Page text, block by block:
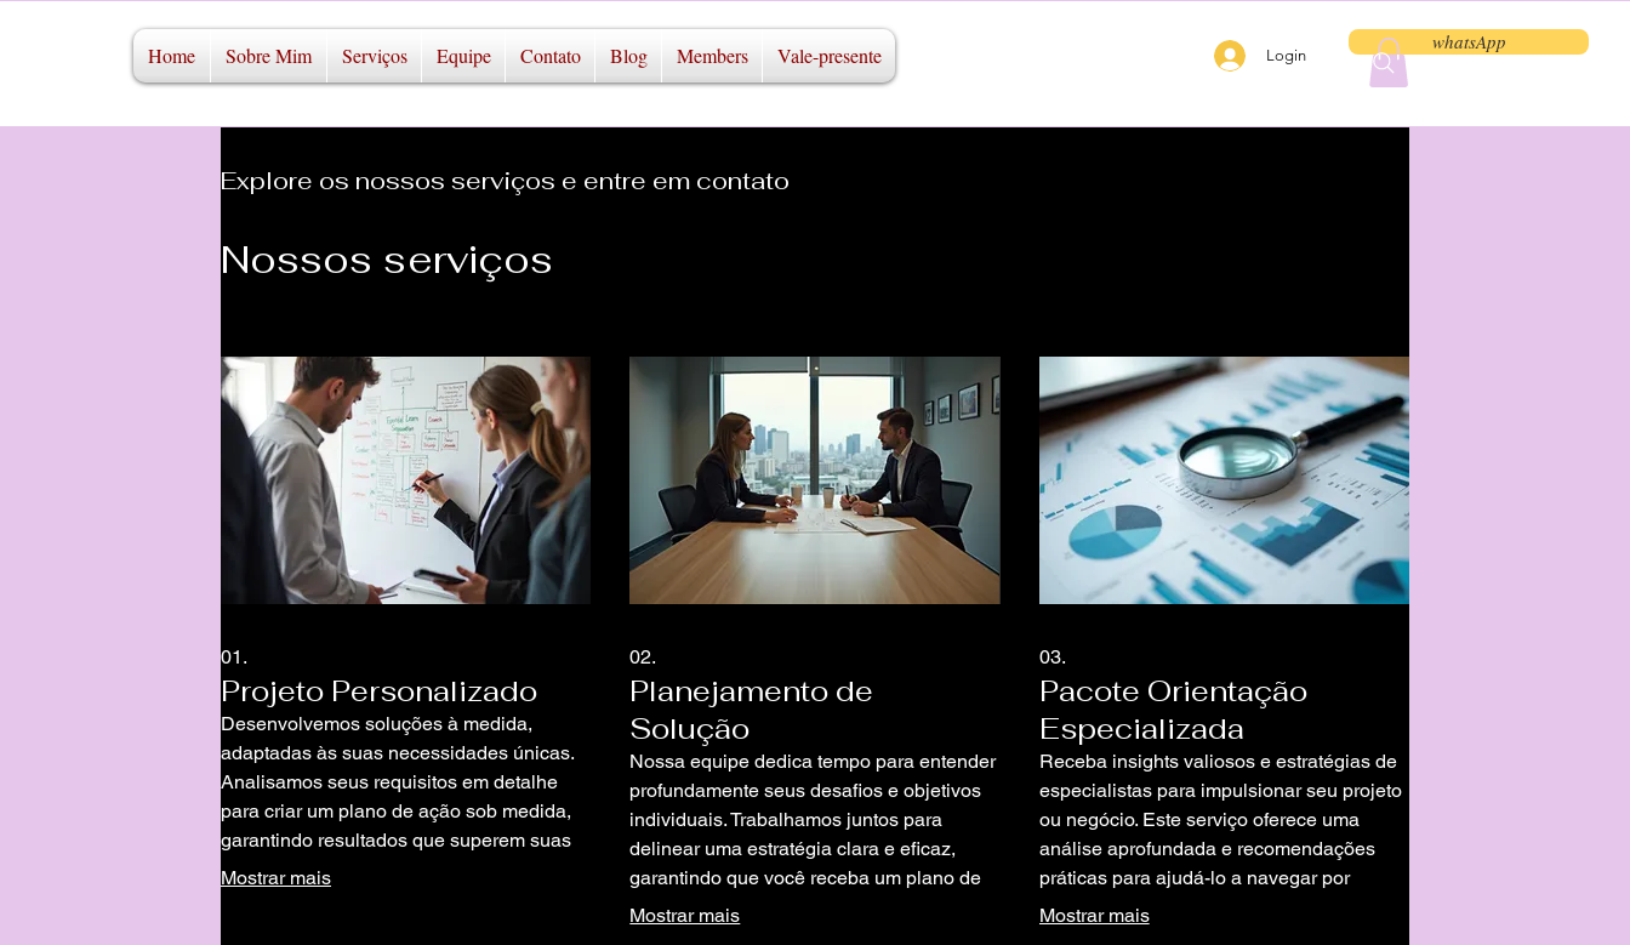
Home Sobre Mim Serviços Equipe Contato Blog Members Vale-presente Login
whatsApp
Explore os nossos serviços e entre em contato
Nossos serviços
01.
Projeto Personalizado
Desenvolvemos soluções à medida,
adaptadas às suas necessidades únicas.
Analisamos seus requisitos em detalhe
para criar um plano de ação sob medida,
garantindo resultados que superem suas
expectativas e alinhados com seus
Mostrar mais
02.
Planejamento de
Solução
Nossa equipe dedica tempo para entender
profundamente seus desafios e objetivos
individuais. Trabalhamos juntos para
delinear uma estratégia clara e eficaz,
garantindo que você receba um plano de
ação prático e direcionado.
Mostrar mais
03.
Pacote Orientação
Especializada
Receba insights valiosos e estratégias de
especialistas para impulsionar seu projeto
ou negócio. Este serviço oferece uma
análise aprofundada e recomendações
práticas para ajudá-lo a navegar por
complexidades e alcançar seus marcos.
Mostrar mais